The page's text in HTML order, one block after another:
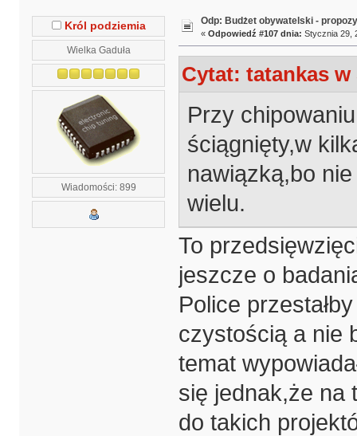
Król podziemia
Wielka Gaduła
Wiadomości: 899
Odp: Budżet obywatelski -
« Odpowiedź #107 dnia: Stycznia 29,
Cytat: tatankas w
Przy
ściągnięty,w
nawiązką,bo
wielu.
To
jeszcze o
Police
czystością a nie
temat
się jednak,że na
do takich